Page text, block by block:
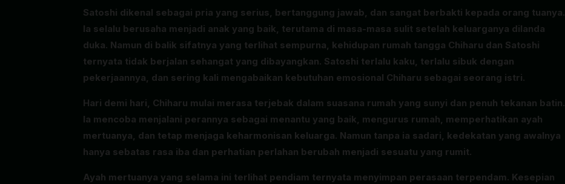
Satoshi dikenal sebagai pria yang serius, bertanggung jawab, dan sangat berbakti kepada orang tuanya.
Ia selalu berusaha menjadi anak yang baik, terutama di masa-masa sulit setelah keluarganya dilanda
duka. Namun di balik sifatnya yang terlihat sempurna, kehidupan rumah tangga Chiharu dan Satoshi
ternyata tidak berjalan sehangat yang dibayangkan. Satoshi terlalu kaku, terlalu sibuk dengan
pekerjaannya, dan sering kali mengabaikan kebutuhan emosional Chiharu sebagai seorang istri.
Hari demi hari, Chiharu mulai merasa terjebak dalam suasana rumah yang sunyi dan penuh tekanan batin.
Ia mencoba menjalani perannya sebagai menantu yang baik, mengurus rumah, memperhatikan ayah
mertuanya, dan tetap menjaga keharmonisan keluarga. Namun tanpa ia sadari, kedekatan yang awalnya
hanya sebatas rasa iba dan perhatian perlahan berubah menjadi sesuatu yang rumit.
Ayah mertuanya yang selama ini terlihat pendiam ternyata menyimpan perasaan terpendam. Kesepian